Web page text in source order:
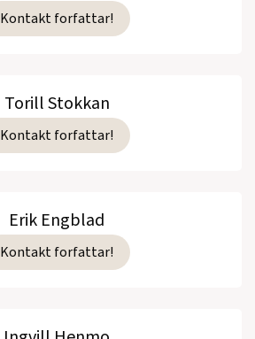
Kontakt forfattar!
Torill Stokkan
Kontakt forfattar!
Erik Engblad
Kontakt forfattar!